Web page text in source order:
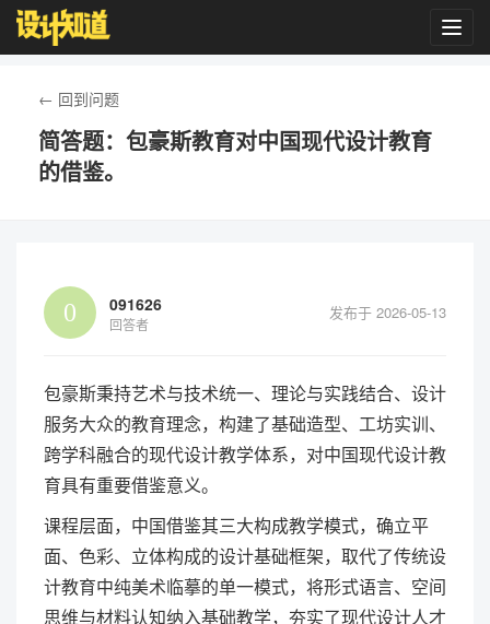
← 回到问题
简答题：包豪斯教育对中国现代设计教育
的借鉴。
091626
回答者
发布于 2026-05-13
包豪斯秉持艺术与技术统一、理论与实践结合、设计
服务大众的教育理念，构建了基础造型、工坊实训、
跨学科融合的现代设计教学体系，对中国现代设计教
育具有重要借鉴意义。
课程层面，中国借鉴其三大构成教学模式，确立平
面、色彩、立体构成的设计基础框架，取代了传统设
计教育中纯美术临摹的单一模式，将形式语言、空间
思维与材料认知纳入基础教学，夯实了现代设计人才